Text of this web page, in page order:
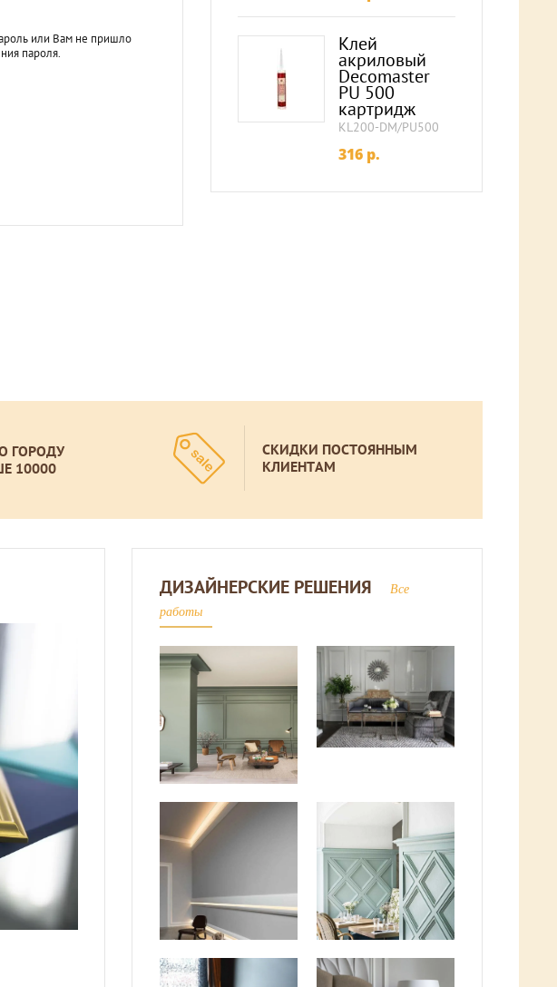
или Вам не пришло
пароля.
Клей
акриловый
Decomaster
PU 500
картридж
KL200-DM/PU500
316 p.
ГОРОДУ
10000
СКИДКИ ПОСТОЯННЫМ
КЛИЕНТАМ
ДИЗАЙНЕРСКИЕ РЕШЕНИЯ
Все
работы